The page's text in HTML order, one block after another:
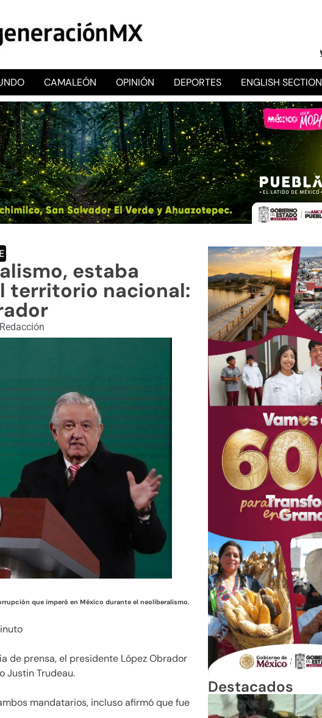
libre e independiente
CAMALEÓN OPINIÓN DEPORTES ENGLISH SECTION
estaba
territorio nacional:
Redacción
que imperó en México durante el neoliberalismo.
de prensa, el presidente López Obrador
Justin Trudeau.
mandatarios, incluso afirmó que fue
Destacados